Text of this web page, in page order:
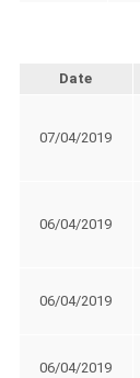
Date
07/04/2019
06/04/2019
06/04/2019
06/04/2019